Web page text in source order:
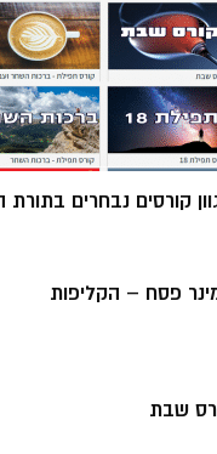
קורסים נבחרים
פסח – הקליפות
שבת